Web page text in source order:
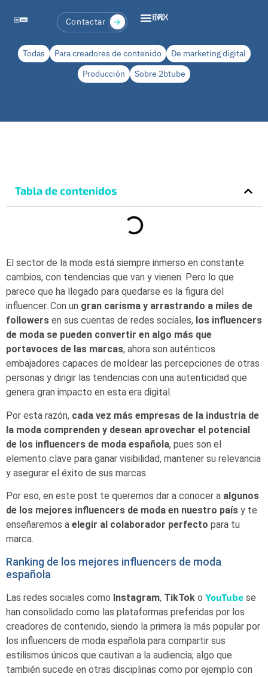
Contactar EN
MX
Todas Para creadores de contenido
De marketing digital
Producción
Sobre 2btube
Tabla de contenidos
El sector de la moda está siempre inmerso en constante
cambios, con tendencias que van y vienen. Pero lo que
parece que ha llegado para quedarse es la figura del
influencer. Con un gran carisma y arrastrando a miles de
followers en sus cuentas de redes sociales, los influencers
de moda se pueden convertir en algo más que
portavoces de las marcas, ahora son auténticos
embajadores capaces de moldear las percepciones de otras
personas y dirigir las tendencias con una autenticidad que
genera gran impacto en esta era digital.
Por esta razón, cada vez más empresas de la industria de
la moda comprenden y desean aprovechar el potencial
de los influencers de moda española, pues son el
elemento clave para ganar visibilidad, mantener su relevancia
y asegurar el éxito de sus marcas.
Por eso, en este post te queremos dar a conocer a algunos
de los mejores influencers de moda en nuestro país y te
enseñaremos a elegir al colaborador perfecto para tu
marca.
Ranking de los mejores influencers de moda
española
Las redes sociales como Instagram, TikTok o YouTube se
han consolidado como las plataformas preferidas por los
creadores de contenido, siendo la primera la más popular por
los influencers de moda española para compartir sus
estilismos únicos que cautivan a la audiencia; algo que
también sucede en otras disciplinas como por ejemplo con